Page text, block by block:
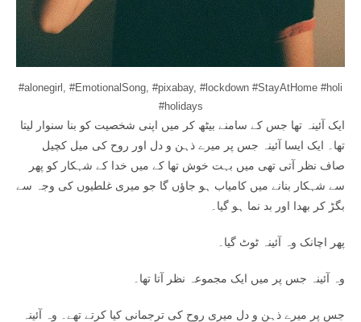
#alonegirl, #EmotionalSong, #pixabay, #lockdown #StayAtHome #holi
#holidays
ایک آئینہ تھا جس کے سامنے بیٹھ کر میں اپنی شخصیت کو بنا سنوار لیتا
تھا۔ ایک ایسا آئینہ جس پر میرے ذہن و دل اور روح کی میل کچیل
صاف نظر آتی تھی میں بہت خوش تھا کے میں خدا کے شہکار کو پھر
سے شہکار بنانے میں کامیاب ہو جاؤں گا جو میری غلطیوں کی وجہ سے
بگڑ کر بھدا اور بد نما ہو گیا۔
پھر اچانک وہ آئینہ ٹوٹ گیا۔
وہ آئینہ جس پر میں ایک مجموعہ نظر آتا تھا۔
جس پر میرے ذہن و دل میری روح کی ترجمانی کیا کرتے تھے۔ وہ آئینہ